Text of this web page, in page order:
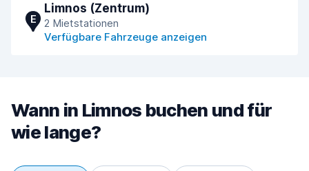
E
Limnos (Zentrum)
2 Mietstationen
Verfügbare Fahrzeuge anzeigen
Wann in Limnos buchen und für
wie lange?